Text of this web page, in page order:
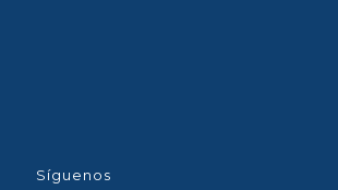
Síguenos